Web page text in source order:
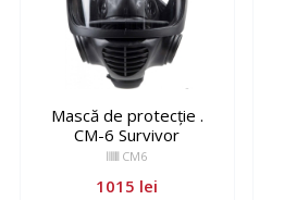
Mască de protecție .
CM-6 Survivor
CM6
1015 lei